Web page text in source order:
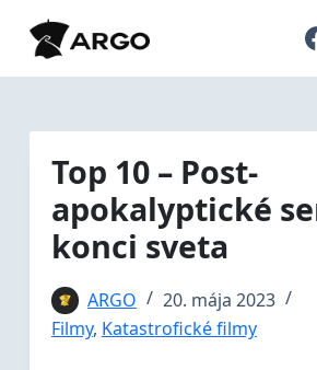
S
i
Top 10 – Post-
apokalyptické
konci sveta
ARGO
20. mája 2023
Filmy, Katastrofické filmy